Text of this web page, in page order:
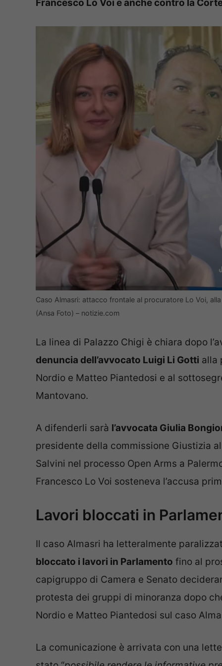
Francesco Lo Voi e anche contro la
Caso Almasri: attacco frontale al procuratore Lo Voi,
(Ansa Foto) – notizie.com
La linea di Palazzo Chigi è chiara dopo
denuncia dell’avvocato Luigi Li Gotti alla
Nordio e Matteo Piantedosi e al
Mantovano.
A difenderli sarà l’avvocata Giulia
presidente della commissione Giustizia
Salvini nel processo Open Arms a
Francesco Lo Voi sosteneva l’accusa
Lavori bloccati in
Il caso Almasri ha letteralmente
bloccato i lavori in Parlamento fino al
capigruppo di Camera e Senato
protesta dei gruppi di minoranza dopo
Nordio e Matteo Piantedosi sul caso
La comunicazione è arrivata con una